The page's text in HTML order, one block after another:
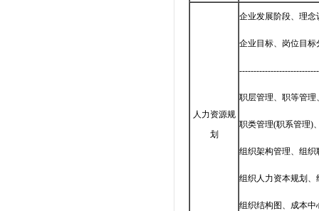
人力资源规
划
企业发展阶段、理
企业目标、岗位目
职层管理、职等管
职类管理(职系管理)
组织架构管理、组织
组织人力资本规划
组织结构图、成本